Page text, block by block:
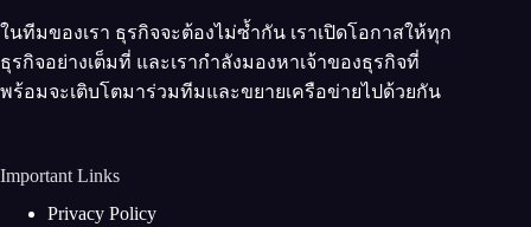
ในทีมของเรา ธุรกิจจะต้องไม่ซ้ำกัน เราเปิดโอกาสให้ทุก
ธุรกิจอย่างเต็มที่ และเรากำลังมองหาเจ้าของธุรกิจที่
พร้อมจะเติบโตมาร่วมทีมและขยายเครือข่ายไปด้วยกัน
Important Links
Privacy Policy